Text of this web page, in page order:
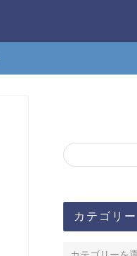
カテゴリー